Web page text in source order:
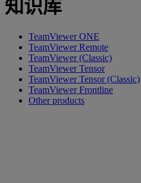
知识库
TeamViewer ONE
TeamViewer Remote
TeamViewer (Classic)
TeamViewer Tensor
TeamViewer Tensor (Classic)
TeamViewer Frontline
Other products